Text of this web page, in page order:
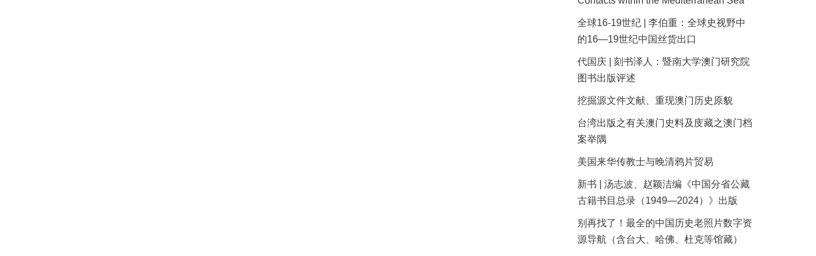
全球16-19世纪 | 李伯重：全球史视野中
的16—19世纪中国丝货出口
代国庆 | 刻书泽人：暨南大学澳门研究院
图书出版评述
挖掘源文件文献、重现澳门历史原貌
台湾出版之有关澳门史料及庋藏之澳门档
案举隅
美国来华传教士与晚清鸦片贸易
新书 | 汤志波、赵颖洁编《中国分省公藏
古籍书目总录（1949—2024）》出版
别再找了！最全的中国历史老照片数字资
源导航（含台大、哈佛、杜克等馆藏）